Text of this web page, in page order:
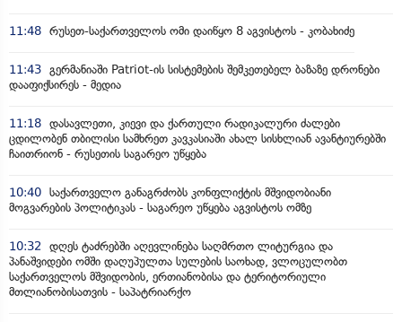
11:48 რუსეთ-საქართველოს ომი დაიწყო 8 აგვისტოს - კობახიძე
11:43 გერმანიაში Patriot-ის სისტემების შემკეთებელ ბაზაზე დრონები
დააფიქსირეს - მედია
11:18 დასავლეთი, კიევი და ქართული რადიკალური ძალები
ცდილობენ თბილისი სამხრეთ კავკასიაში ახალ სისხლიან ავანტიურებში
ჩაითრიონ - რუსეთის საგარეო უწყება
10:40 საქართველო განაგრძობს კონფლიქტის მშვიდობიანი
მოგვარების პოლიტიკას - საგარეო უწყება აგვისტოს ომზე
10:32
დღეს ტაძრებში აღევლინება საღმრთო ლიტურგია და
პანაშვიდები ომში დაღუპულთა სულების საოხად, ვლოცულობთ
საქართველოს მშვიდობის, ერთიანობისა და ტერიტორიული
მთლიანობისათვის - საპატრიარქო